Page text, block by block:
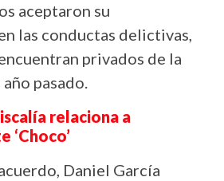
aceptaron su
las conductas delictivas,
privados de la
pasado.
relaciona a
‘Choco’
Daniel García